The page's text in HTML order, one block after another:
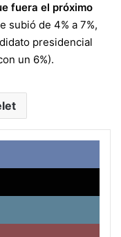
fuera el próximo
subió de 4% a 7%,
presidencial
un 6%).
X